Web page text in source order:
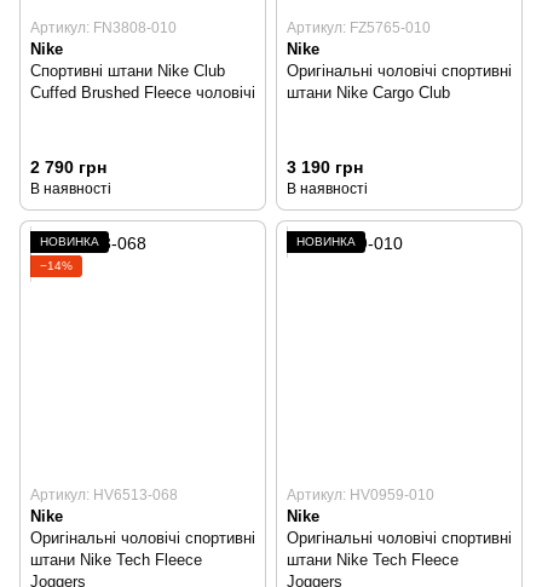
Артикул: FN3808-010
Nike
Спортивні штани Nike Club
Cuffed Brushed Fleece чоловічі
2 790 грн
В наявності
Артикул: FZ5765-010
Nike
Оригінальні чоловічі спортивні
штани Nike Cargo Club
3 190 грн
В наявності
НОВИНКА
−14%
Артикул: HV6513-068
Nike
Оригінальні чоловічі спортивні
штани Nike Tech Fleece
Joggers
НОВИНКА
Артикул: HV0959-010
Nike
Оригінальні чоловічі спортивні
штани Nike Tech Fleece
Joggers